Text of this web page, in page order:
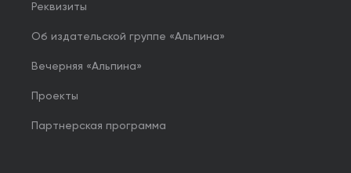
Реквизиты
Об издательской группе «Альпина»
Вечерняя «Альпина»
Проекты
Партнерская программа